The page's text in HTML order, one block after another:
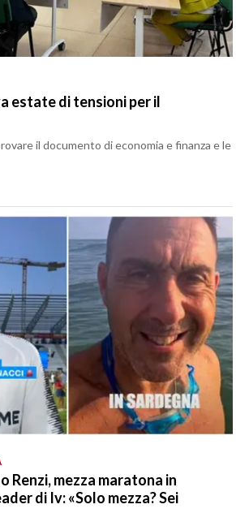
estate di tensioni per il
il documento di economia e finanza e le
Renzi, mezza maratona in
di Iv: «Solo mezza? Sei